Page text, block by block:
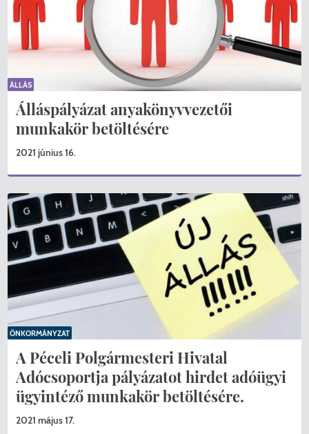
Álláspályázat anyakönyvvezetői
munkakör betöltésére
2021 június 16.
ÁLLÁS
A Péceli Polgármesteri Hivatal
Adócsoportja pályázatot hirdet adóügyi
ügyintéző munkakör betöltésére.
2021 május 17.
ÖNKORMÁNYZAT